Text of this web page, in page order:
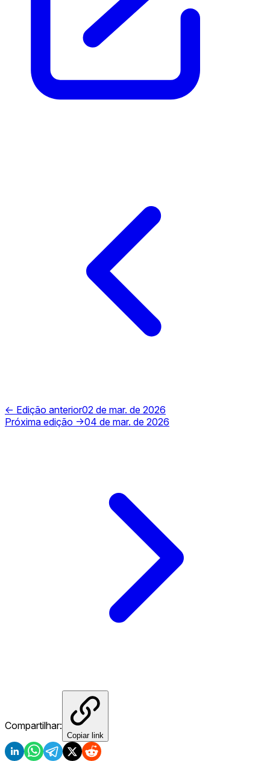
← Edição anterior02 de mar. de 2026
Próxima edição →04 de mar. de 2026
Compartilhar:
Copiar link